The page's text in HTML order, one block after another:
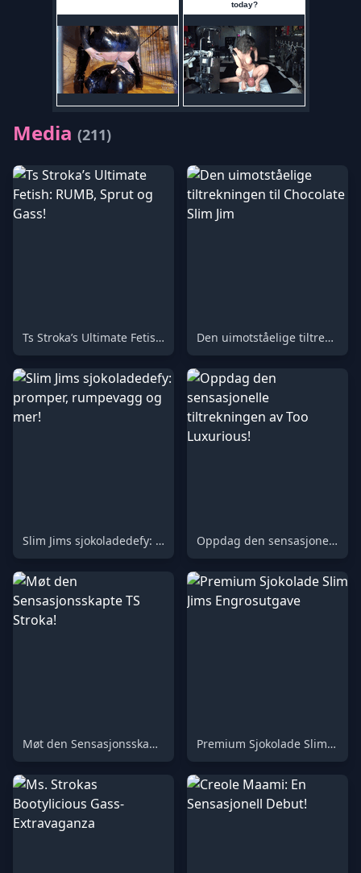
Media (211)
Ts Stroka’s Ultimate Fetish: RUMB, Sprut og Gass! Den uimotståelige tiltrekningen til Chocolate Slim Jim
Slim Jims sjokoladedefy: promper, rumpevagg og mer! Oppdag den sensasjonelle tiltrekningen av Too Luxurious!
Møt den Sensasjonsskapte TS Stroka! Premium Sjokolade Slim Jims Engrosutgave